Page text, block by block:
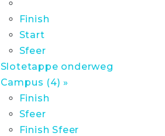
Finish
Start
Sfeer
Slotetappe onderweg
Campus (4) »
Finish
Sfeer
Finish Sfeer